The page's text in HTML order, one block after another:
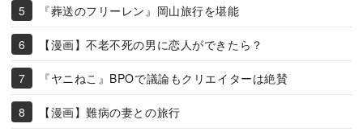
『葬送のフリーレン』岡山旅行を堪能
【漫画】不老不死の男に恋人ができたら？
『ヤニねこ』BPOで議論もクリエイターは絶賛
【漫画】難病の妻との旅行